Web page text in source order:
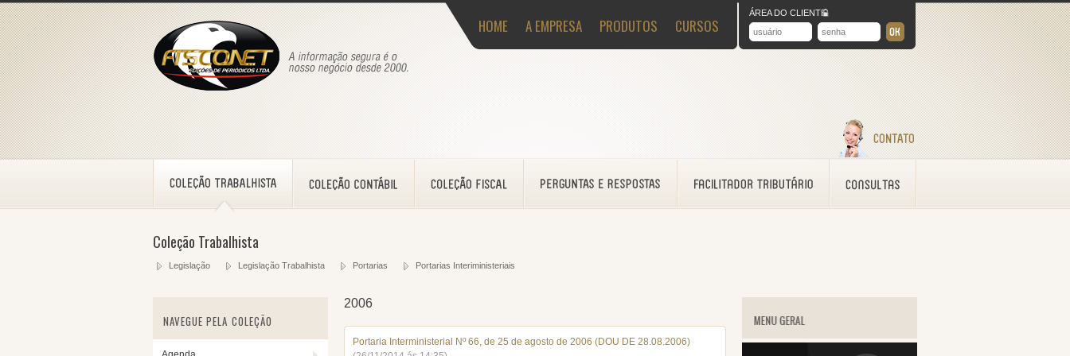
HOME A EMPRESA PRODUTOS CURSOS
ÁREA DO CLIENTE
Coleção Trabalhista
Legislação Legislação Trabalhista Portarias Portarias Interiministeriais
NAVEGUE PELA COLEÇÃO
2006
Portaria Interministerial Nº 66, de 25 de agosto de 2006 (DOU DE 28.08.2006)